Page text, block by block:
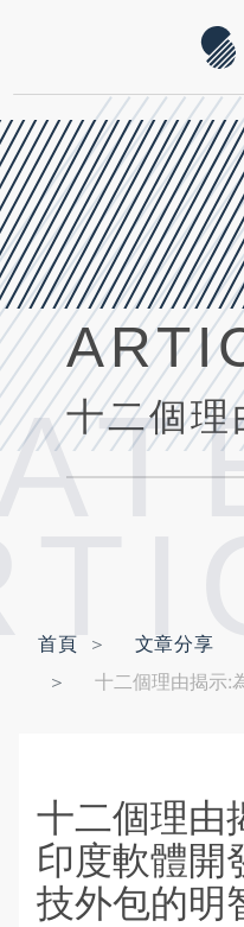
首頁
文章分享
十二個理由揭示:為何選擇
十二個理由
印度軟體開
技外包的明